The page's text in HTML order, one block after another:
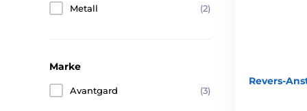
Metall
(2)
Marke
Avantgard (3)
Revers-